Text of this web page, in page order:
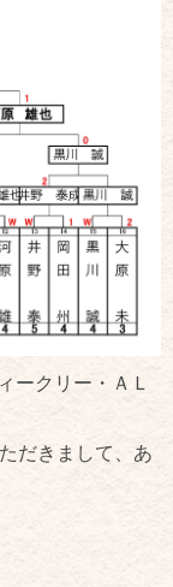
ークリー・ＡＬ
だきまして、あ